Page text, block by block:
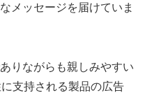
メッセージを届けていま
りながらも親しみやすい
支持される製品の広告